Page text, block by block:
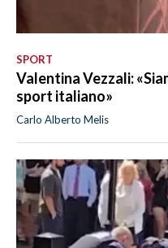
SPORT
Valentina Vezzali:
sport italiano»
Carlo Alberto Melis